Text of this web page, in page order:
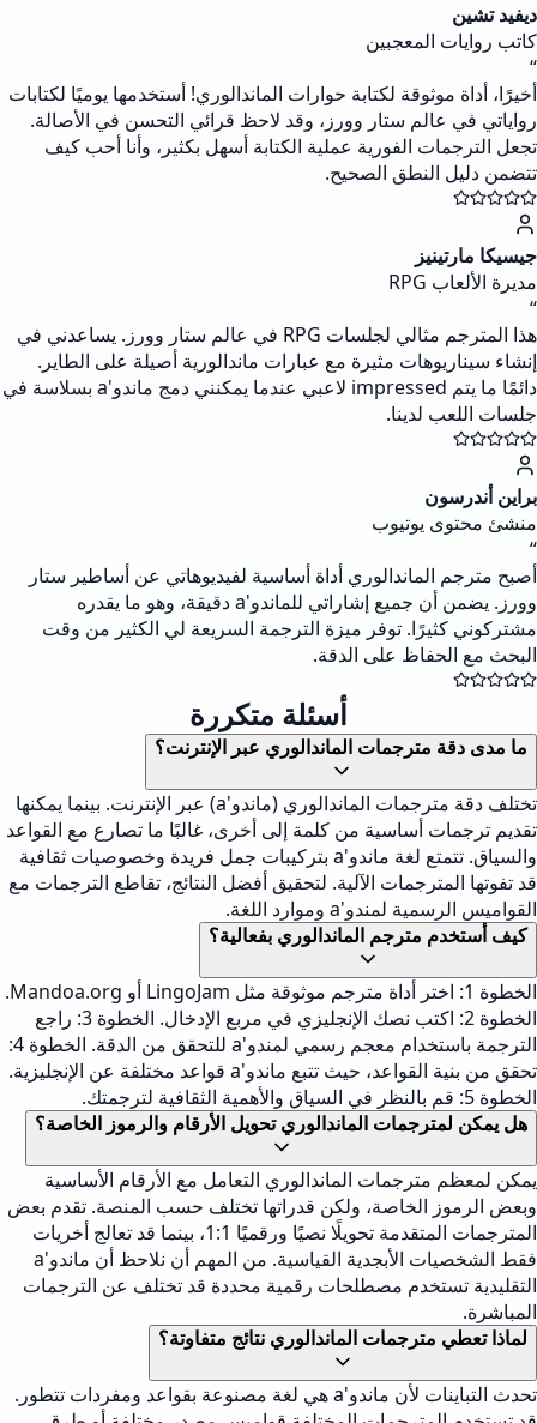
ديفيد تشين
كاتب روايات المعجبين
“
أخيرًا، أداة موثوقة لكتابة حوارات الماندالوري! أستخدمها يوميًا لكتابات
رواياتي في عالم ستار وورز، وقد لاحظ قرائي التحسن في الأصالة.
تجعل الترجمات الفورية عملية الكتابة أسهل بكثير، وأنا أحب كيف
تتضمن دليل النطق الصحيح.
جيسيكا مارتينيز
مديرة الألعاب RPG
“
هذا المترجم مثالي لجلسات RPG في عالم ستار وورز. يساعدني في
إنشاء سيناريوهات مثيرة مع عبارات ماندالورية أصيلة على الطاير.
دائمًا ما يتم impressed لاعبي عندما يمكنني دمج ماندو'a بسلاسة في
جلسات اللعب لدينا.
براين أندرسون
منشئ محتوى يوتيوب
“
أصبح مترجم الماندالوري أداة أساسية لفيديوهاتي عن أساطير ستار
وورز. يضمن أن جميع إشاراتي للماندو'a دقيقة، وهو ما يقدره
مشتركوني كثيرًا. توفر ميزة الترجمة السريعة لي الكثير من وقت
البحث مع الحفاظ على الدقة.
أسئلة متكررة
ما مدى دقة مترجمات الماندالوري عبر الإنترنت؟
تختلف دقة مترجمات الماندالوري (ماندو'a) عبر الإنترنت. بينما يمكنها
تقديم ترجمات أساسية من كلمة إلى أخرى، غالبًا ما تصارع مع القواعد
والسياق. تتمتع لغة ماندو'a بتركيبات جمل فريدة وخصوصيات ثقافية
قد تفوتها المترجمات الآلية. لتحقيق أفضل النتائج، تقاطع الترجمات مع
القواميس الرسمية لمندو'a وموارد اللغة.
كيف أستخدم مترجم الماندالوري بفعالية؟
الخطوة 1: اختر أداة مترجم موثوقة مثل LingoJam أو Mandoa.org.
الخطوة 2: اكتب نصك الإنجليزي في مربع الإدخال. الخطوة 3: راجع
الترجمة باستخدام معجم رسمي لمندو'a للتحقق من الدقة. الخطوة 4:
تحقق من بنية القواعد، حيث تتبع ماندو'a قواعد مختلفة عن الإنجليزية.
الخطوة 5: قم بالنظر في السياق والأهمية الثقافية لترجمتك.
هل يمكن لمترجمات الماندالوري تحويل الأرقام والرموز الخاصة؟
يمكن لمعظم مترجمات الماندالوري التعامل مع الأرقام الأساسية
وبعض الرموز الخاصة، ولكن قدراتها تختلف حسب المنصة. تقدم بعض
المترجمات المتقدمة تحويلًا نصيًا ورقميًا 1:1، بينما قد تعالج أخريات
فقط الشخصيات الأبجدية القياسية. من المهم أن نلاحظ أن ماندو'a
التقليدية تستخدم مصطلحات رقمية محددة قد تختلف عن الترجمات
المباشرة.
لماذا تعطي مترجمات الماندالوري نتائج متفاوتة؟
تحدث التباينات لأن ماندو'a هي لغة مصنوعة بقواعد ومفردات تتطور.